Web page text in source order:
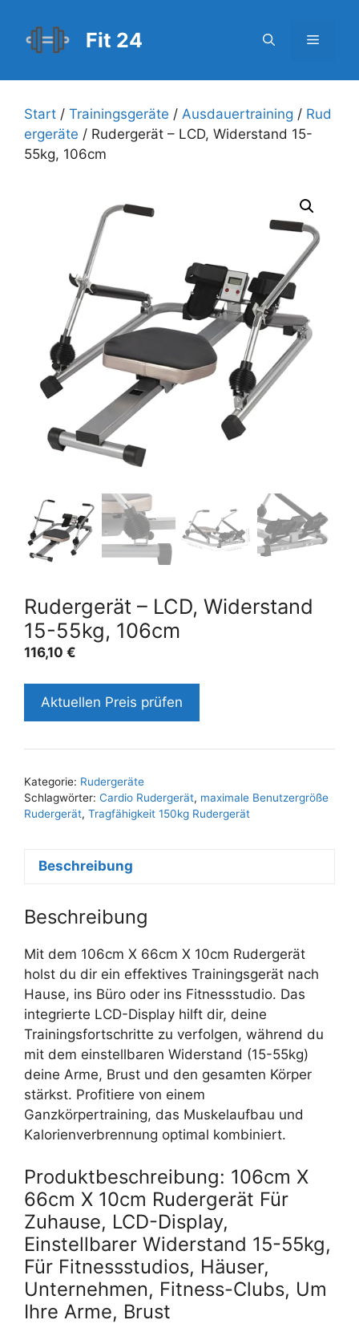
Inhalt
springen
Fit 24 Menü
Start / Trainingsgeräte / Ausdauertraining / Rud
ergeräte / Rudergerät – LCD, Widerstand 15-
55kg, 106cm
Rudergerät – LCD, Widerstand
15-55kg, 106cm
116,10 €
Aktuellen Preis prüfen
Kategorie: Rudergeräte
Schlagwörter: Cardio Rudergerät, maximale Benutzergröße
Rudergerät, Tragfähigkeit 150kg Rudergerät
Beschreibung
Beschreibung
Mit dem 106cm X 66cm X 10cm Rudergerät
holst du dir ein effektives Trainingsgerät nach
Hause, ins Büro oder ins Fitnessstudio. Das
integrierte LCD-Display hilft dir, deine
Trainingsfortschritte zu verfolgen, während du
mit dem einstellbaren Widerstand (15-55kg)
deine Arme, Brust und den gesamten Körper
stärkst. Profitiere von einem
Ganzkörpertraining, das Muskelaufbau und
Kalorienverbrennung optimal kombiniert.
Produktbeschreibung: 106cm X
66cm X 10cm Rudergerät Für
Zuhause, LCD-Display,
Einstellbarer Widerstand 15-55kg,
Für Fitnessstudios, Häuser,
Unternehmen, Fitness-Clubs, Um
Ihre Arme, Brust